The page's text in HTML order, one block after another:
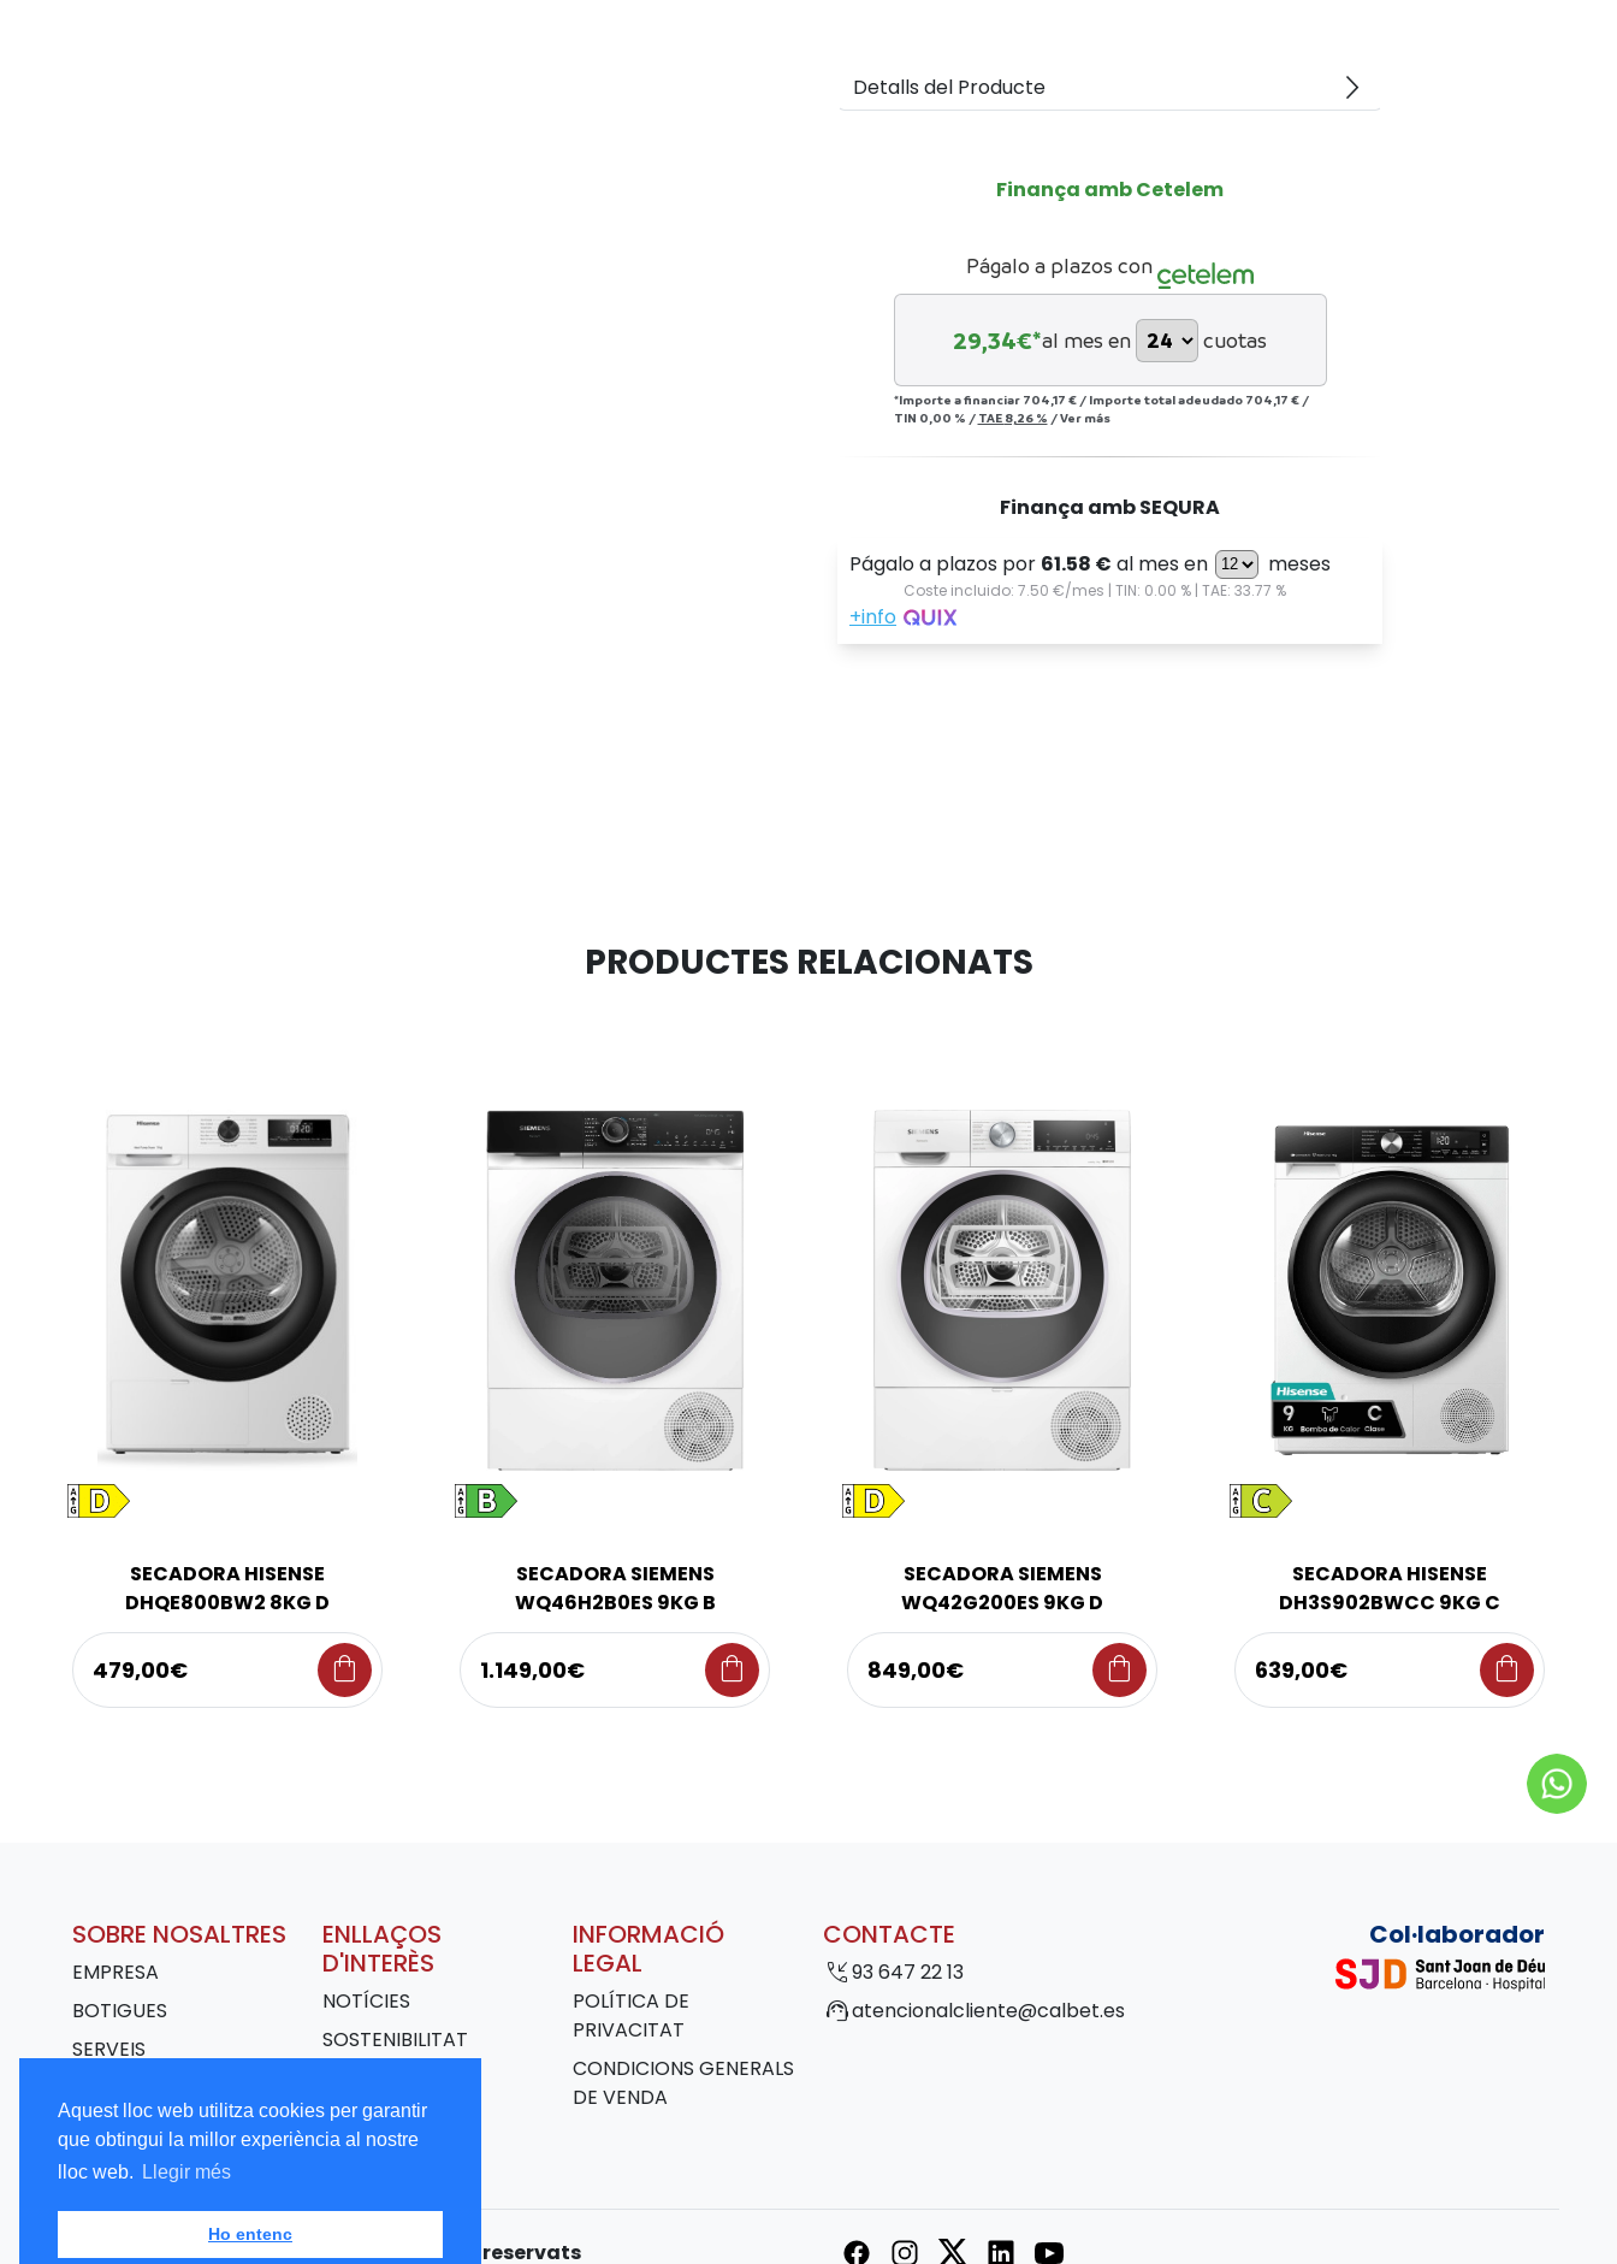
Aquest lloc web utilitza cookies per garantir
que obtingui la millor experiència al nostre
lloc web.
Llegir més
Ho entenc
Detalls del Producte arrow_forward_ios
Finança amb Cetelem
Págalo a plazos con
29,34€*al mes en cuotas
*Importe a financiar 704,17 € / Importe total adeudado 704,17 €/
TIN 0,00 % / TAE 8,26 % /Ver más
Finança amb SEQURA
PRODUCTES RELACIONATS
SECADORA HISENSE
DHQE800BW2 8KG D
479,00€ shopping_bag
SECADORA SIEMENS
WQ46H2B0ES 9KG B
1.149,00€ shopping_bag
SECADORA SIEMENS
WQ42G200ES 9KG D
849,00€ shopping_bag
SECADORA HISENSE
DH3S902BWCC 9KG C
639,00€ shopping_bag
SOBRE NOSALTRES
EMPRESA
BOTIGUES
SERVEIS
TREBALLA AMB
NOSALTRES
ENLLAÇOS
D'INTERÈS
NOTÍCIES
SOSTENIBILITAT
INFORMACIÓ
LEGAL
POLÍTICA DE
PRIVACITAT
CONDICIONS GENERALS
DE VENDA
CONTACTE
phone_callback93 647 22 13
support_agentatencionalcliente@calbet.es
Col·laborador
Copyright © 2026 CALBET. Tots els drets reservats